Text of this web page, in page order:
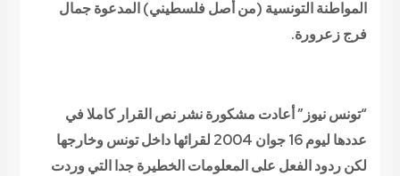
المواطنة التونسية (من أصل فلسطيني) المدعوةجمال
فرجزعرورة.
“تونس نيوز” أعادت مشكورة نشر نص القرار كاملا في
عددها ليوم 16 جوان 2004 لقرائها داخل تونس وخارجها
لكن ردود الفعل على المعلومات الخطيرة جدا التي وردت